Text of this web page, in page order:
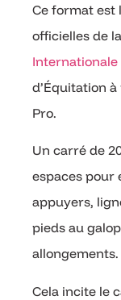
Ce format est
officielles de la
Internationale
d’Équitation
Pro.
Un carré de
espaces pour
appuyers,
pieds au
allongements.
Cela incite le